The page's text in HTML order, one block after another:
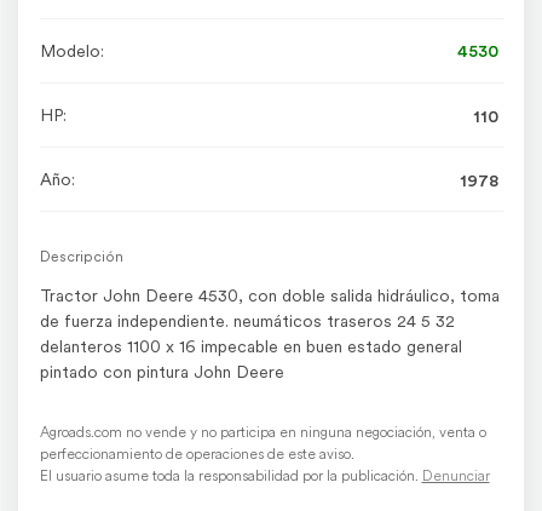
Modelo: 4530
HP: 110
Año: 1978
Descripción
Tractor John Deere 4530, con doble salida hidráulico, toma
de fuerza independiente. neumáticos traseros 24 5 32
delanteros 1100 x 16 impecable en buen estado general
pintado con pintura John Deere
Agroads.com no vende y no participa en ninguna negociación, venta o
perfeccionamiento de operaciones de este aviso.
El usuario asume toda la responsabilidad por la publicación. Denunciar